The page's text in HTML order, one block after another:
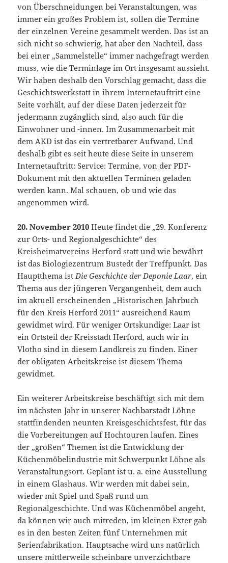
von Überschneidungen bei Veranstaltungen, was
immer ein großes Problem ist, sollen die Termine
der einzelnen Vereine gesammelt werden. Das ist an
sich nicht so schwierig, hat aber den Nachteil, dass
bei einer „Sammelstelle“ immer nachgefragt werden
muss, wie die Terminlage im Ort insgesamt aussieht.
Wir haben deshalb den Vorschlag gemacht, dass die
Geschichtswerkstatt in ihrem Internetauftritt eine
Seite vorhält, auf der diese Daten jederzeit für
jedermann zugänglich sind, also auch für die
Einwohner und -innen. Im Zusammenarbeit mit
dem AKD ist das ein vertretbarer Aufwand. Und
deshalb gibt es seit heute diese Seite in unserem
Internetauftritt: Service: Termine, von der PDF-
Dokument mit den aktuellen Terminen geladen
werden kann. Mal schauen, ob und wie das
angenommen wird.
20. November 2010 Heute findet die „29. Konferenz
zur Orts- und Regionalgeschichte“ des
Kreisheimatvereins Herford statt und wie bewährt
ist das Biologiezentrum Bustedt der Treffpunkt. Das
Hauptthema ist Die Geschichte der Deponie Laar, ein
Thema aus der jüngeren Vergangenheit, dem auch
im aktuell erscheinenden „Historischen Jahrbuch
für den Kreis Herford 2011“ ausreichend Raum
gewidmet wird. Für weniger Ortskundige: Laar ist
ein Ortsteil der Kreisstadt Herford, auch wir in
Vlotho sind in diesem Landkreis zu finden. Einer
der obligaten Arbeitskreise ist diesem Thema
gewidmet.
Ein weiterer Arbeitskreise beschäftigt sich mit dem
im nächsten Jahr in unserer Nachbarstadt Löhne
stattfindenden neunten Kreisgeschichtsfest, für das
die Vorbereitungen auf Hochtouren laufen. Eines
der „großen“ Themen ist die Entwicklung der
Küchenmöbelindustrie mit Schwerpunkt Löhne als
Veranstaltungsort. Geplant ist u. a. eine Ausstellung
in einem Glashaus. Wir werden mit dabei sein,
wieder mit Spiel und Spaß rund um
Regionalgeschichte. Und was Küchenmöbel angeht,
da können wir auch mitreden, im kleinen Exter gab
es in den besten Zeiten fünf Unternehmen mit
Serienfabrikation. Hauptsache wird uns natürlich
unsere mittlerweile scheinbare unverzichtbare